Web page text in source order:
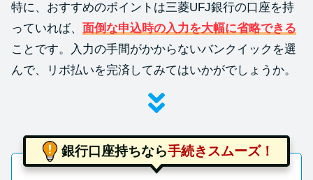
特に、おすすめのポイントは三菱UFJ銀行の口座を持
っていれば、 面倒な申込時の入力を大幅に省略できる
ことです。入力の手間がかからないバンクイックを選
んで、リボ払いを完済してみてはいかがでしょうか。
銀行口座持ちなら手続きスムーズ！